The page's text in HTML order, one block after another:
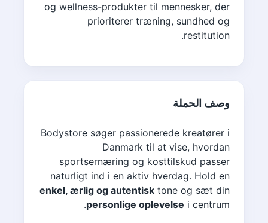
og wellness-produkter til mennesker, der
prioriterer træning, sundhed og
restitution.
وصف الحملة
Bodystore søger passionerede kreatører i
Danmark til at vise, hvordan
sportsernæring og kosttilskud passer
naturligt ind i en aktiv hverdag. Hold en
enkel, ærlig og autentisk tone og sæt din
personlige oplevelse i centrum.